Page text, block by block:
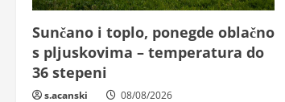
Sunčano i toplo, ponegde oblačno
s pljuskovima – temperatura do
36 stepeni
s.acanski 08/08/2026